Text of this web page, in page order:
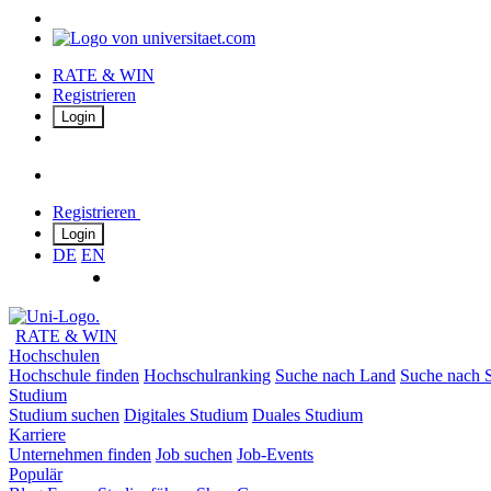
RATE & WIN
Registrieren
Login
Registrieren
Login
DE EN
RATE & WIN
Hochschulen
Hochschule finden Hochschulranking Suche nach Land Suche nach
Studium
Studium suchen Digitales Studium Duales Studium
Karriere
Unternehmen finden Job suchen Job-Events
Populär